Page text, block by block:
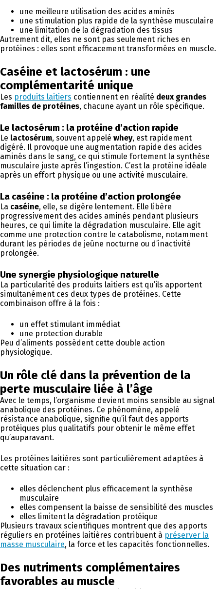
une meilleure utilisation des acides aminés
une stimulation plus rapide de la synthèse musculaire
une limitation de la dégradation des tissus
Autrement dit, elles ne sont pas seulement riches en
protéines : elles sont efficacement transformées en muscle.
Caséine et lactosérum : une
complémentarité unique
Les produits laitiers contiennent en réalité deux grandes
familles de protéines, chacune ayant un rôle spécifique.
Le lactosérum : la protéine d’action rapide
Le lactosérum, souvent appelé whey, est rapidement
digéré. Il provoque une augmentation rapide des acides
aminés dans le sang, ce qui stimule fortement la synthèse
musculaire juste après l’ingestion. C’est la protéine idéale
après un effort physique ou une activité musculaire.
La caséine : la protéine d’action prolongée
La caséine, elle, se digère lentement. Elle libère
progressivement des acides aminés pendant plusieurs
heures, ce qui limite la dégradation musculaire. Elle agit
comme une protection contre le catabolisme, notamment
durant les périodes de jeûne nocturne ou d’inactivité
prolongée.
Une synergie physiologique naturelle
La particularité des produits laitiers est qu’ils apportent
simultanément ces deux types de protéines. Cette
combinaison offre à la fois :
un effet stimulant immédiat
une protection durable
Peu d’aliments possèdent cette double action
physiologique.
Un rôle clé dans la prévention de la
perte musculaire liée à l’âge
Avec le temps, l’organisme devient moins sensible au signal
anabolique des protéines. Ce phénomène, appelé
résistance anabolique, signifie qu’il faut des apports
protéiques plus qualitatifs pour obtenir le même effet
qu’auparavant.
Les protéines laitières sont particulièrement adaptées à
cette situation car :
elles déclenchent plus efficacement la synthèse
musculaire
elles compensent la baisse de sensibilité des muscles
elles limitent la dégradation protéique
Plusieurs travaux scientifiques montrent que des apports
réguliers en protéines laitières contribuent à préserver la
masse musculaire, la force et les capacités fonctionnelles.
Des nutriments complémentaires
favorables au muscle